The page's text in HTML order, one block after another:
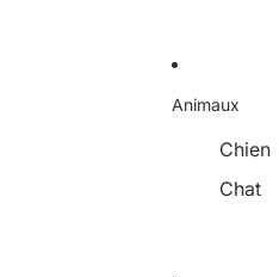
Animaux
Chien
Chat